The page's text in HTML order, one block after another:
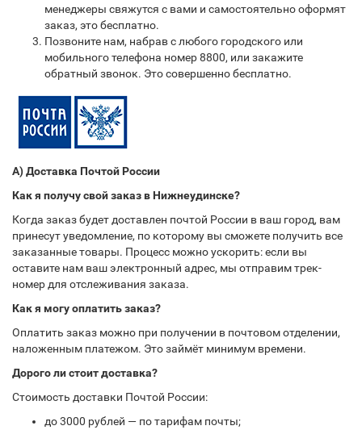
менеджеры свяжутся с вами и самостоятельно оформят
заказ, это бесплатно.
Позвоните нам, набрав с любого городского или
мобильного телефона номер 8800, или закажите
обратный звонок. Это совершенно бесплатно.
А) Доставка Почтой России
Как я получу свой заказ в Нижнеудинске?
Когда заказ будет доставлен почтой России в ваш город, вам
принесут уведомление, по которому вы сможете получить все
заказанные товары. Процесс можно ускорить: если вы
оставите нам ваш электронный адрес, мы отправим трек-
номер для отслеживания заказа.
Как я могу оплатить заказ?
Оплатить заказ можно при получении в почтовом отделении,
наложенным платежом. Это займёт минимум времени.
Дорого ли стоит доставка?
Стоимость доставки Почтой России:
до 3000 рублей — по тарифам почты;